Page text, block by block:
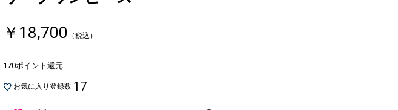
￥18,700
（税込）
170ポイント還元
お気に入り登録数 17